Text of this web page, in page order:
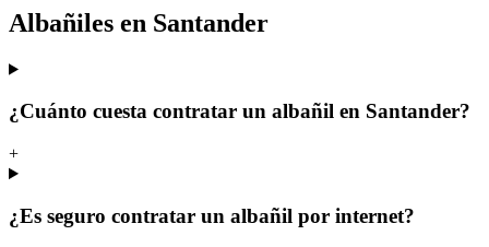
Albañiles en Santander
¿Cuánto cuesta contratar un albañil en Santander?
+
¿Es seguro contratar un albañil por internet?